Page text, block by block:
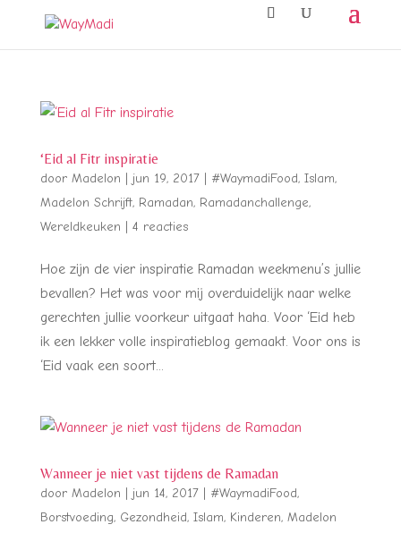
‘Eid al Fitr inspiratie
door Madelon jun 19, 2017| #WaymadiFood, Islam,
Madelon Schrijft, Ramadan, Ramadanchallenge,
Wereldkeuken
4 reacties
Hoe zijn de vier inspiratie Ramadan weekmenu’s jullie
bevallen? Het was voor mij overduidelijk naar welke
gerechten jullie voorkeur uitgaat haha. Voor ‘Eid heb
ik een lekker volle inspiratieblog gemaakt. Voor ons is
‘Eid vaak een soort...
Wanneer je niet vast tijdens de Ramadan
door Madelon jun 14, 2017| #WaymadiFood,
Borstvoeding, Gezondheid, Islam, Kinderen, Madelon